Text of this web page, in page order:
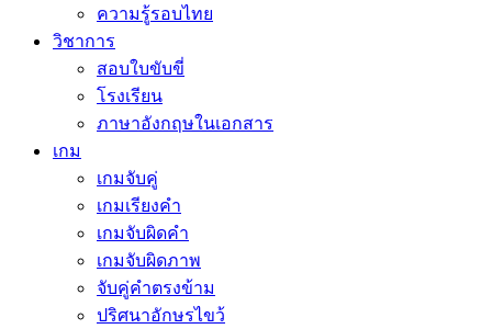
ความรู้รอบไทย
วิชาการ
สอบใบขับขี่
โรงเรียน
ภาษาอังกฤษในเอกสาร
เกม
เกมจับคู่
เกมเรียงคำ
เกมจับผิดคำ
เกมจับผิดภาพ
จับคู่คำตรงข้าม
ปริศนาอักษรไขว้